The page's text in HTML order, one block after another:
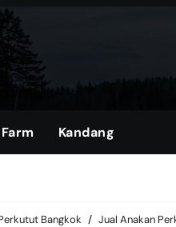
Kandang
Bangkok Jual Anakan